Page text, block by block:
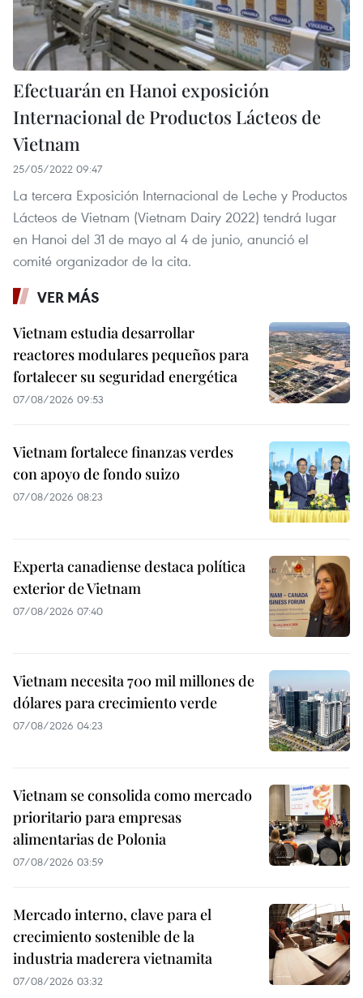
Efectuarán en Hanoi exposición
Internacional de Productos Lácteos de
Vietnam
25/05/2022 09:47
La tercera Exposición Internacional de Leche y Productos
Lácteos de Vietnam (Vietnam Dairy 2022) tendrá lugar
en Hanoi del 31 de mayo al 4 de junio, anunció el
comité organizador de la cita.
VER MÁS
Vietnam estudia desarrollar
reactores modulares pequeños para
fortalecer su seguridad energética
07/08/2026 09:53
Vietnam fortalece finanzas verdes
con apoyo de fondo suizo
07/08/2026 08:23
Experta canadiense destaca política
exterior de Vietnam
07/08/2026 07:40
Vietnam necesita 700 mil millones de
dólares para crecimiento verde
07/08/2026 04:23
Vietnam se consolida como mercado
prioritario para empresas
alimentarias de Polonia
07/08/2026 03:59
Mercado interno, clave para el
crecimiento sostenible de la
industria maderera vietnamita
07/08/2026 03:32